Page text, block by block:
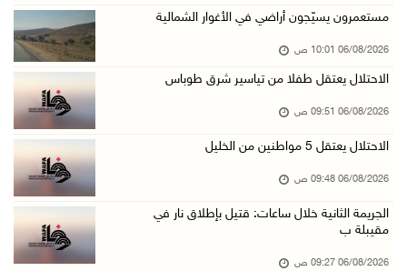
الطقس: الحرارة أعلى من معدلها السنوي العام
06/آب/2026 07:46 ص
تواصل انتهاكات الاحتلال ومستعمريه: إصابات واع ...
الاحتلال يقتحم عورتا جنوب نابلس ويداهم منازل
05/آب/2026 11:01 م
مستعمرون يسيّجون أراضي في الأغوار الشمالية
06/08/2026 10:01 ص
الاحتلال يعتقل طفلا من تياسير شرق طوباس
06/08/2026 09:51 ص
الاحتلال يعتقل 5 مواطنين من الخليل
06/08/2026 09:48 ص
الجريمة الثانية خلال ساعات: قتيل بإطلاق نار في
مقيبلة ب
06/08/2026 09:27 ص